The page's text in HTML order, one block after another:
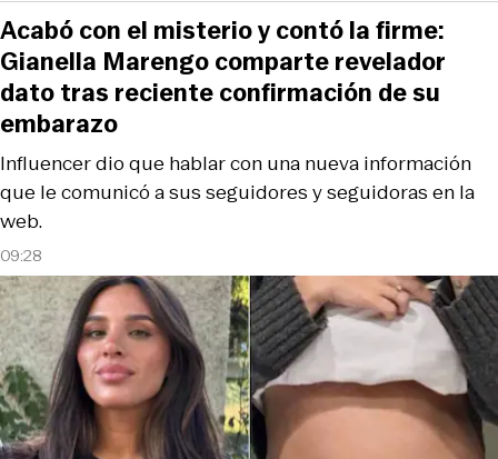
09:28
Influencer dio que hablar con una nueva información
que le comunicó a sus seguidores y seguidoras en la
web.
Acabó con el misterio y contó la firme:
Gianella Marengo comparte revelador
dato tras reciente confirmación de su
embarazo